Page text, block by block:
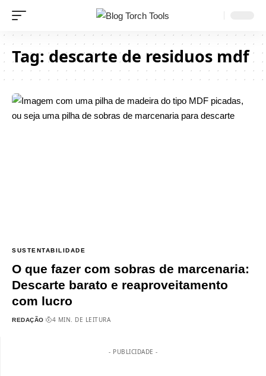
Tag:descarte de residuos mdf
SUSTENTABILIDADE
O que fazer com sobras de marcenaria:
Descarte barato e reaproveitamento
com lucro
REDAÇÃO 4 MIN. DE LEITURA
- PUBLICIDADE -